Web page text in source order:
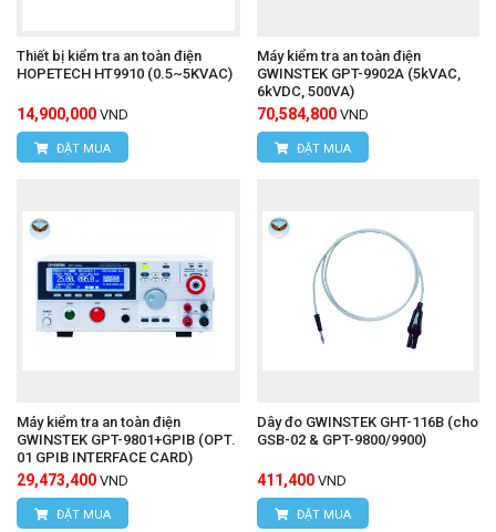
Thiết bị kiểm tra an toàn điện
HOPETECH HT9910 (0.5~5KVAC)
14,900,000 VND
ĐẶT MUA
Máy kiểm tra an toàn điện
GWINSTEK GPT-9902A (5kVAC,
6kVDC, 500VA)
70,584,800 VND
ĐẶT MUA
Máy kiểm tra an toàn điện
GWINSTEK GPT-9801+GPIB (OPT.
01 GPIB INTERFACE CARD)
29,473,400 VND
ĐẶT MUA
Dây đo GWINSTEK GHT-116B (cho
GSB-02 & GPT-9800/9900)
411,400 VND
ĐẶT MUA